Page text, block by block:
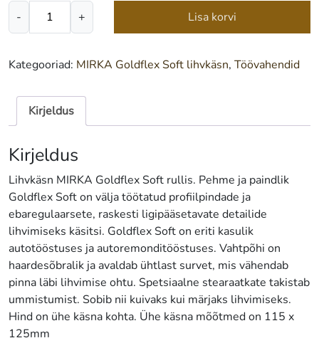
-
Lihvkäsn
Soft
kogus
+ Lisa korvi
Kategooriad: MIRKA Goldflex Soft lihvkäsn, Töövahendid
Kirjeldus
Kirjeldus
Lihvkäsn MIRKA Goldflex Soft rullis. Pehme ja paindlik
Goldflex Soft on välja töötatud profiilpindade ja
ebaregulaarsete, raskesti ligipääsetavate detailide
lihvimiseks käsitsi. Goldflex Soft on eriti kasulik
autotööstuses ja autoremonditööstuses. Vahtpõhi on
haardesõbralik ja avaldab ühtlast survet, mis vähendab
pinna läbi lihvimise ohtu. Spetsiaalne stearaatkate takistab
ummistumist. Sobib nii kuivaks kui märjaks lihvimiseks.
Hind on ühe käsna kohta. Ühe käsna mõõtmed on 115 x
125mm